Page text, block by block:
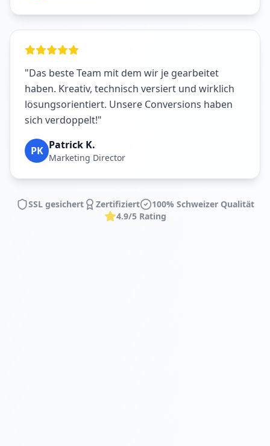
"Das beste Team mit dem wir je gearbeitet
haben. Kreativ, technisch versiert und wirklich
lösungsorientiert. Unsere Conversions haben
sich verdoppelt!"
PK Patrick K.
Marketing Director
SSL gesichert Zertifiziert
100% Schweizer Qualität
4.9/5 Rating